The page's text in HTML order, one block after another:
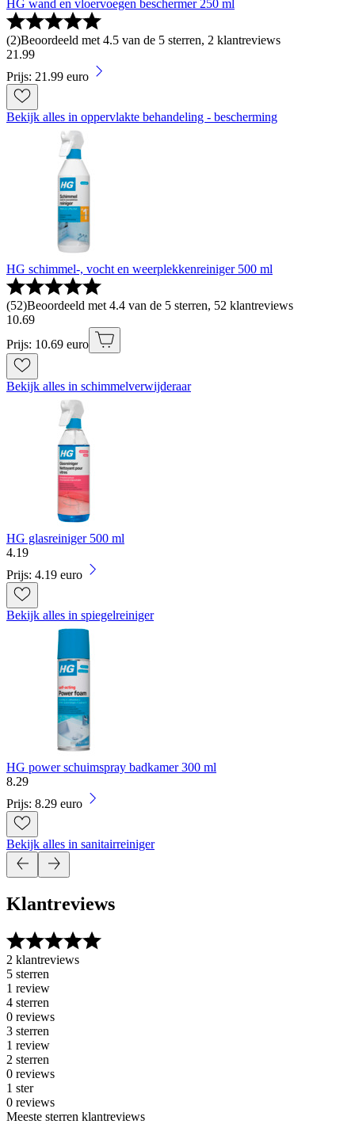
HG wand en vloervoegen beschermer 250 ml
(2)Beoordeeld met 4.5 van de 5 sterren, 2 klantreviews
21 .99
Prijs: 21.99 euro
Bekijk alles in oppervlakte behandeling - bescherming
HG schimmel-, vocht en weerplekkenreiniger 500 ml
(52)Beoordeeld met 4.4 van de 5 sterren, 52 klantreviews
10.69
Prijs: 10.69 euro
Bekijk alles in schimmelverwijderaar
HG glasreiniger 500 ml
4.19
Prijs: 4.19 euro
Bekijk alles in spiegelreiniger
HG power schuimspray badkamer 300 ml
8.29
Prijs: 8.29 euro
Bekijk alles in sanitairreiniger
Klantreviews
2 klantreviews
5 sterren
1 review
4 sterren
0 reviews
3 sterren
1 review
2 sterren
0 reviews
1 ster
0 reviews
Meeste sterren klantreviews